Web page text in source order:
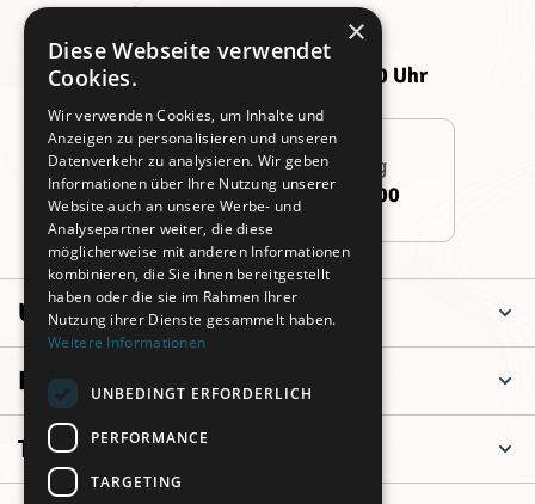
Kundenservice
Montag -
Donnerstag:
09:00 - 16:00 Uhr
Freitag:
09:00 - 14:00 Uhr
Persönliche Beratung
+49 (0)911 3260 6700
Unternehmen
Informationen
Top Kategorien
×
Diese Webseite verwendet
Cookies.
Wir verwenden Cookies, um Inhalte und
Anzeigen zu personalisieren und unseren
Datenverkehr zu analysieren. Wir geben
Informationen über Ihre Nutzung unserer
Website auch an unsere Werbe- und
Analysepartner weiter, die diese
möglicherweise mit anderen Informationen
kombinieren, die Sie ihnen bereitgestellt
haben oder die sie im Rahmen Ihrer
Nutzung ihrer Dienste gesammelt haben.
Weitere Informationen
UNBEDINGT ERFORDERLICH
PERFORMANCE
TARGETING